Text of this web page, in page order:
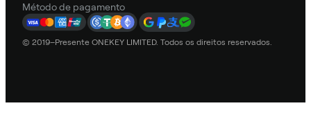
Método de pagamento
© 2019–Presente ONEKEY LIMITED. Todos os direitos reservados.